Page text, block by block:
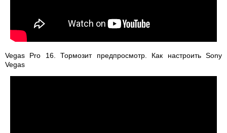
Vegas Pro 16. Тормозит предпросмотр. Как настроить Sony
Vegas